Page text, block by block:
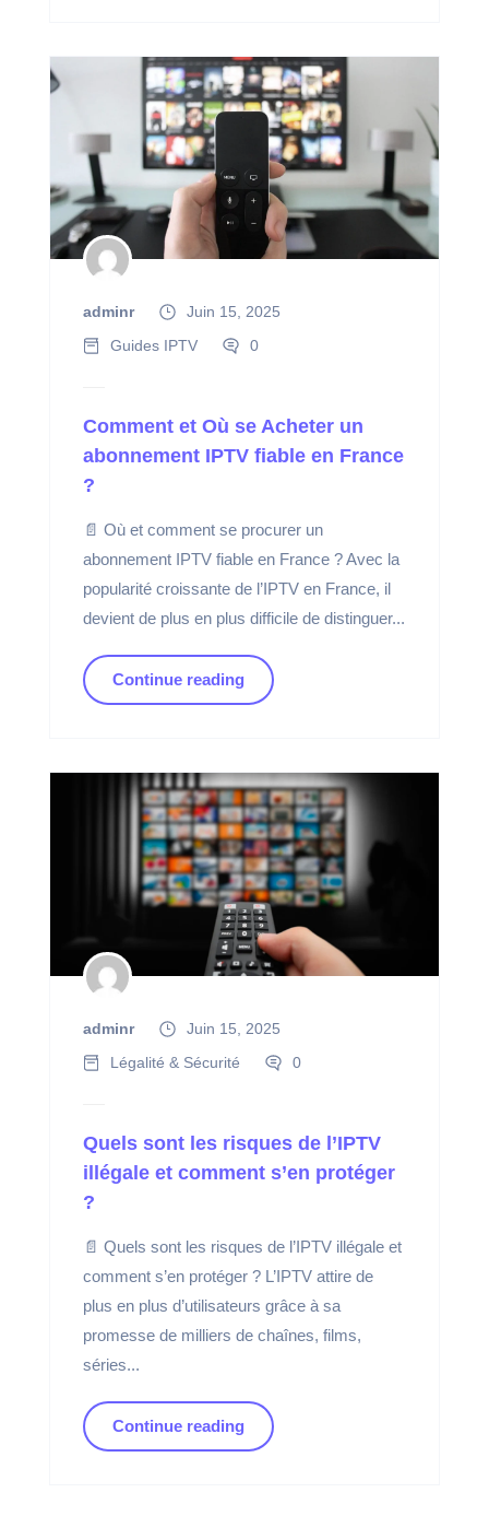
adminr
Juin 15, 2025
Guides IPTV
0
Comment et Où se Acheter un
abonnement IPTV fiable en France
?
📄 Où et comment se procurer un
abonnement IPTV fiable en France ? Avec la
popularité croissante de l’IPTV en France, il
devient de plus en plus difficile de distinguer...
Continue reading
adminr
Juin 15, 2025
Légalité & Sécurité
0
Quels sont les risques de l’IPTV
illégale et comment s’en protéger
?
📄 Quels sont les risques de l’IPTV illégale et
comment s’en protéger ? L’IPTV attire de
plus en plus d’utilisateurs grâce à sa
promesse de milliers de chaînes, films,
séries...
Continue reading